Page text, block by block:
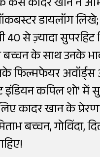
कादर खान ने
डायलॉग
40 से ज़्यादा
बच्चन के साथ उनके
फिल्मफेयर
इंडियन कपिल शो' में
कादर खान के
बच्चन, गोविंदा,